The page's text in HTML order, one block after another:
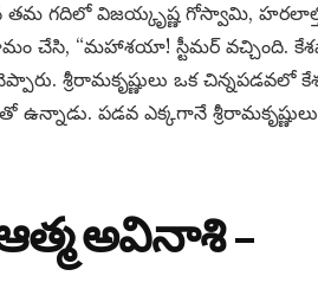
తమ గదిలో విజయ్కృష్ణ గోస్వామి,
చేసి, “మహాశయా! స్టీమర్ వచ్చింది.
శ్రీరామకృష్ణులు ఒక చిన్నపడవలో
పడవ ఎక్కగానే శ్రీరామకృష్ణులు
అవినాశి –